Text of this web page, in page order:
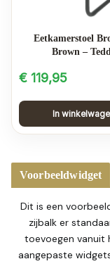
Eetkamerstoel
Brown –
€ 119,95
In
Voorbeeldwidget
Dit is een
zijbalk er
toevoegen vanuit
aangepaste